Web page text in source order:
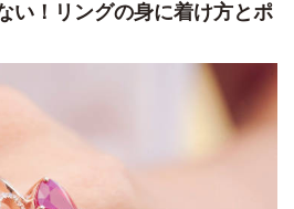
い！リングの身に着け方とポ